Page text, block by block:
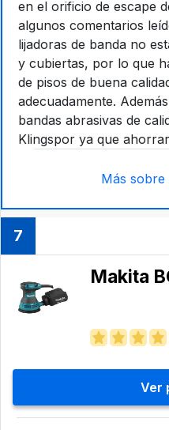
en el orificio de escape
algunos comentarios
lijadoras de banda no
y cubiertas, por lo que
de pisos de buena
adecuadamente.
bandas abrasivas de
Klingspor ya que
Más
7
Makita
Ver